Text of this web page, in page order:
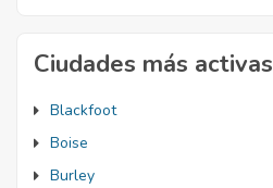
Ciudades más activas
Blackfoot
Boise
Burley